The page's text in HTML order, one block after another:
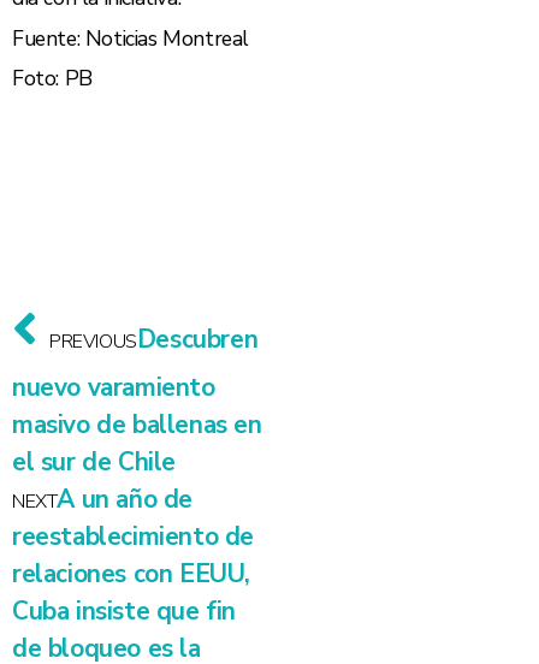
Fuente: Noticias Montreal
Foto: PB
PREVIOUSDescubren
nuevo varamiento
masivo de ballenas en
el sur de Chile
NEXTA un año de
reestablecimiento de
relaciones con EEUU,
Cuba insiste que fin
de bloqueo es la